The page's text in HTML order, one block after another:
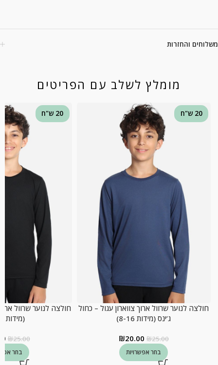
משלוחים והחזרות
מומלץ לשלב עם הפריטים
20 ש"ח
חולצה לנוער שרוול ארוך צווארון עגול – כחול
ג’ינס (מידות 8-16)
₪25.00
₪20.00
בחר אפשרויות
20 ש"ח
חולצה לנוער שרוול
(מידות 8-16)
₪25.00
בחר